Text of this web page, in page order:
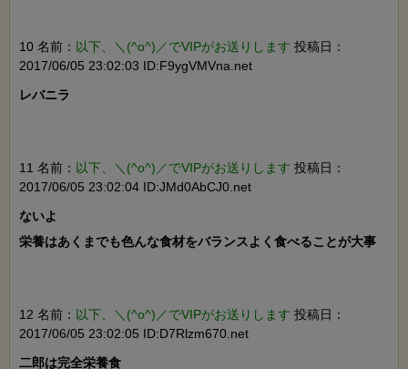
10 名前： 以下、＼(^o^)／でVIPがお送りします 投稿日：
2017/06/05 23:02:03 ID:F9ygVMVna.net
レバニラ
11 名前： 以下、＼(^o^)／でVIPがお送りします 投稿日：
2017/06/05 23:02:04 ID:JMd0AbCJ0.net
ないよ
栄養はあくまでも色んな食材をバランスよく食べることが大事
12 名前： 以下、＼(^o^)／でVIPがお送りします 投稿日：
2017/06/05 23:02:05 ID:D7Rlzm670.net